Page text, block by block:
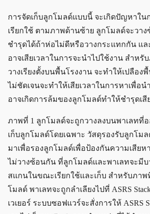
การจัดเก็บลูกโมลด์แบบนี้ จะเกิดปัญหาใน
เรียกใช้ ตามภาพด้านซ้าย ลูกโมลด์จะวาง
ชำรุดได้ถ้าห่อไม่ดีหรือวางกระแทกกัน แ
อาจเสียเวลาในการจะนำไปใช้งาน สำหรั
วางเรียงตั้งบนพื้นโรงงาน จะทำให้เปลือง
ไม่ชัดเจนจะทำให้เสียเวลาในการหาเพื่อน
อาจเกิดการล้มของลูกโมลด์ทำให้ชำรุดเสี
ภาพที่ 1 ลูกโมลด์จะถูกวางลงบนพาเลทที่
เก็บลูกโมลด์โดยเฉพาะ วัสดุรองรับลูกโม
มาเพื่อรองลูกโมลด์เพื่อป้องกันความเสียห
ไม่วางซ้อนกัน ที่ลูกโมลด์และพาเลทจะมีบ
สแกนในขณะเรียกใช้และเก็บ สำหรับภาพ
โมลด์ พาเลทจะถูกลำเลียงไปที่ ASRS
เวเยอร์ ระบบซอฟแวร์จะสั่งการให้ ASRS